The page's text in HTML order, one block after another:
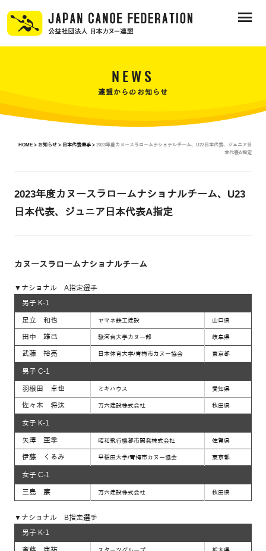
NEWS
連盟からのお知らせ
HOME > お知らせ > 日本代表選手 > 2023年度カヌースラロームナショナルチーム、U23日本代表、ジュニア日
本代表A指定
2023年度カヌースラロームナショナルチーム、U23
日本代表、ジュニア日本代表A指定
カヌースラロームナショナルチーム
▼ナショナル A指定選手
男子 K-1
足立 和也 ヤマネ鉄工建設 山口県
田中 雄己 駿河台大学カヌー部 岐阜県
武藤 裕亮 日本体育大学/青梅市カヌー協会 東京都
男子 C-1
羽根田 卓也 ミキハウス 愛知県
佐々木 将汰 万六建設株式会社 秋田県
女子 K-1
矢澤 亜季 昭和飛行機都市開発株式会社 佐賀県
伊藤 くるみ 早稲田大学/青梅市カヌー協会 東京都
女子 C-1
三島 廉 万六建設株式会社 秋田県
▼ナショナル B指定選手
男子 K-1